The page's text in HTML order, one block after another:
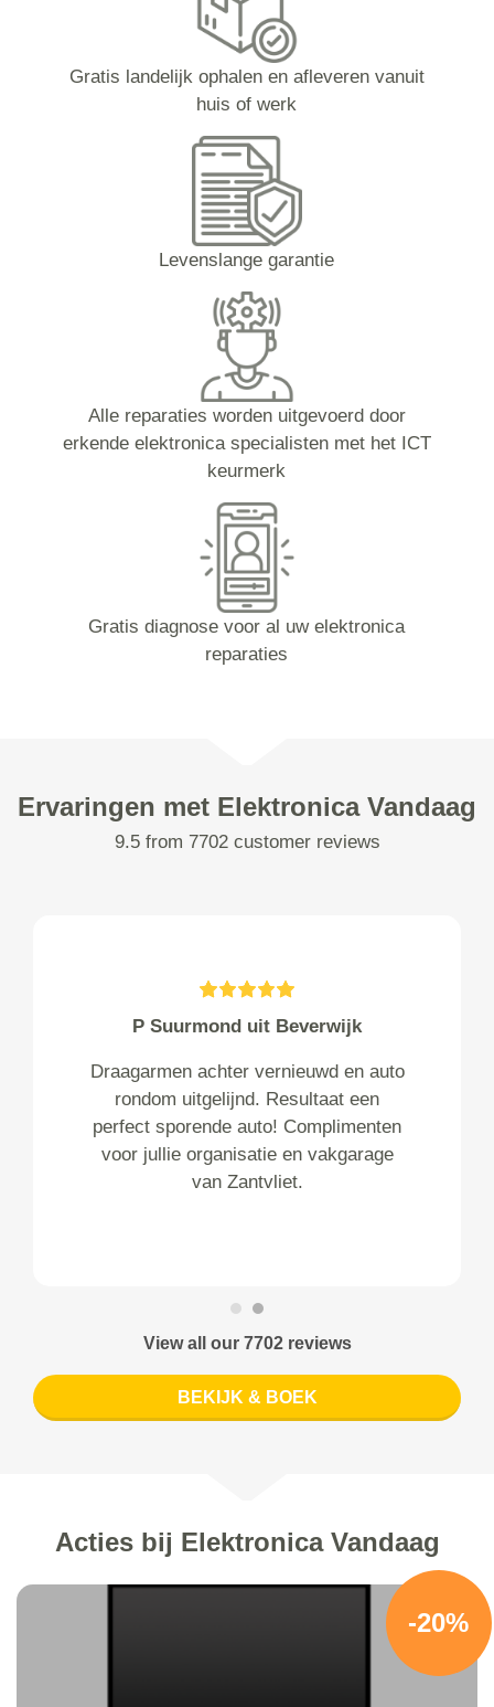
Gratis landelijk ophalen en afleveren vanuit
huis of werk
Levenslange garantie
Alle reparaties worden uitgevoerd door
erkende elektronica specialisten met het ICT
keurmerk
Gratis diagnose voor al uw elektronica
reparaties
Ervaringen met Elektronica Vandaag
9.5 from 7702 customer reviews
P Suurmond uit Beverwijk
Draagarmen achter vernieuwd en auto
rondom uitgelijnd. Resultaat een
perfect sporende auto! Complimenten
voor jullie organisatie en vakgarage
van Zantvliet.
View all our 7702 reviews
BEKIJK & BOEK
Acties bij Elektronica Vandaag
-20%